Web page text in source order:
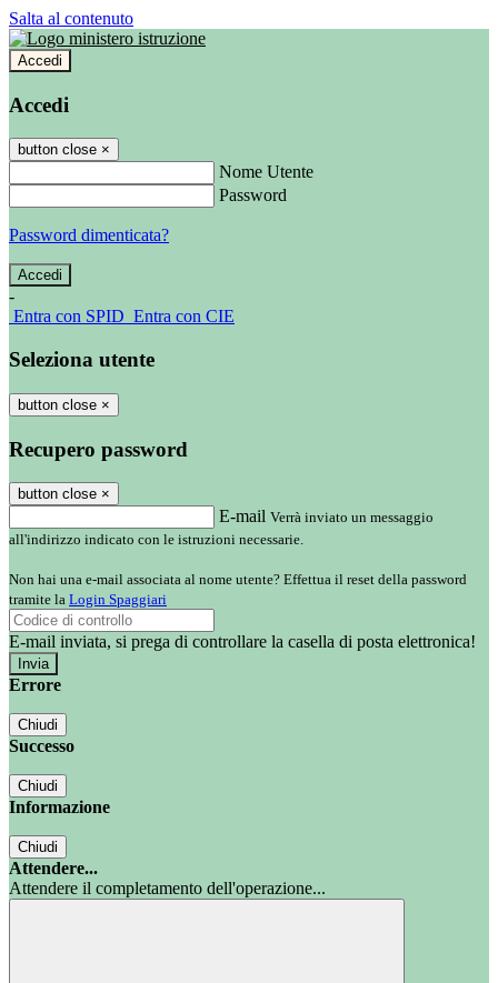
Salta al contenuto
Accedi
Accedi
button close ×
Nome Utente
Password
Password dimenticata?
-
Entra con SPID Entra con CIE
Seleziona utente
button close ×
Recupero password
button close ×
E-mail Verrà inviato un messaggio
all'indirizzo indicato con le istruzioni necessarie.
Non hai una e-mail associata al nome utente? Effettua il reset della password
tramite la Login Spaggiari
E-mail inviata, si prega di controllare la casella di posta elettronica!
Errore
Chiudi
Successo
Chiudi
Informazione
Chiudi
Attendere...
Attendere il completamento dell'operazione...